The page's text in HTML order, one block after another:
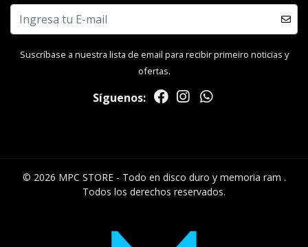
Suscríbase a nuestra lista de email para recibir primeiro noticias y
ofertas.
Síguenos:
© 2026 MPC STORE - Todo en disco duro y memoria ram .
Todos los derechos reservados.